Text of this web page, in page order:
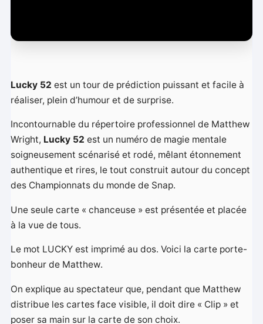
Lucky 52 est un tour de prédiction puissant et facile à
réaliser, plein d’humour et de surprise.
Incontournable du répertoire professionnel de Matthew
Wright, Lucky 52 est un numéro de magie mentale
soigneusement scénarisé et rodé, mêlant étonnement
authentique et rires, le tout construit autour du concept
des Championnats du monde de Snap.
Une seule carte « chanceuse » est présentée et placée
à la vue de tous.
Le mot LUCKY est imprimé au dos. Voici la carte porte-
bonheur de Matthew.
On explique au spectateur que, pendant que Matthew
distribue les cartes face visible, il doit dire « Clip » et
poser sa main sur la carte de son choix.